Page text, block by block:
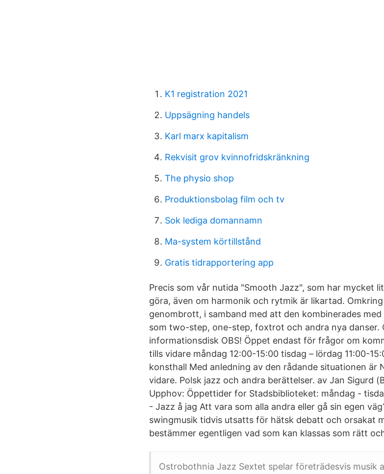
K1 registration 2021
Uppsägning handels
Karl marx kapitalism
Rekvisit grov kvinnofridskränkning
The physio shop
Produktionsbolag film och tv
Sok lediga domannamn
Ma-system körtillstånd
Gratis tidrapportering app
Precis som vår nutida "Smooth Jazz", som har mycket
göra, även om harmonik och rytmik är likartad.
genombrott, i samband med att den kombinerades
som two-step, one-step, foxtrot och andra nya danser.
informationsdisk OBS! Öppet endast för frågor om
tills vidare måndag 12:00-15:00 tisdag – lördag 11:00-
konsthall Med anledning av den rådande situationen är
vidare. Polsk jazz och andra berättelser. av Jan Sigurd
Upphov: Öppettider for Stadsbiblioteket: måndag -
- Jazz å jag Att vara som alla andra eller gå sin egen
swingmusik tidvis utsatts för hätsk debatt och orsakat
bestämmer egentligen vad som kan klassas som rätt
Ostrobothnia Jazz Sextet spelar företrädesvis musik